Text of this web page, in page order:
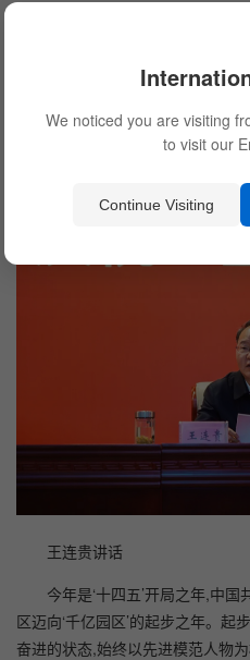
周冠辰 职工“五小”活动创新
聂孙建 职工“五小”活动创新
王连贵讲话
今年是‘十四五’开局之年,中
区迈向‘千亿园区’的起步之年。
奋进的状态,始终以先进模范人物
We noticed you are visiting
to visit our
Continue Visiting